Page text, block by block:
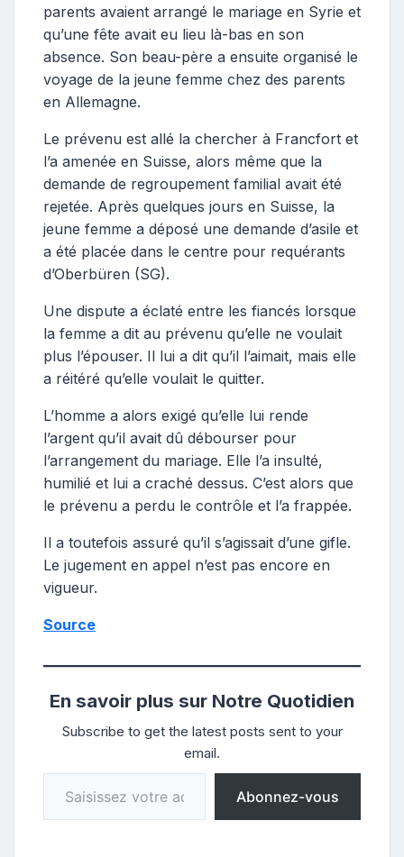
parents avaient arrangé le mariage en Syrie et
qu’une fête avait eu lieu là-bas en son
absence. Son beau-père a ensuite organisé le
voyage de la jeune femme chez des parents
en Allemagne.
Le prévenu est allé la chercher à Francfort et
l’a amenée en Suisse, alors même que la
demande de regroupement familial avait été
rejetée. Après quelques jours en Suisse, la
jeune femme a déposé une demande d’asile et
a été placée dans le centre pour requérants
d’Oberbüren (SG).
Une dispute a éclaté entre les fiancés lorsque
la femme a dit au prévenu qu’elle ne voulait
plus l’épouser. Il lui a dit qu’il l’aimait, mais elle
a réitéré qu’elle voulait le quitter.
L’homme a alors exigé qu’elle lui rende
l’argent qu’il avait dû débourser pour
l’arrangement du mariage. Elle l’a insulté,
humilié et lui a craché dessus. C’est alors que
le prévenu a perdu le contrôle et l’a frappée.
Il a toutefois assuré qu’il s’agissait d’une gifle.
Le jugement en appel n’est pas encore en
vigueur.
Source
En savoir plus sur Notre Quotidien
Subscribe to get the latest posts sent to your
email.
Saisissez votre adresse e-mail…
Abonnez-vous